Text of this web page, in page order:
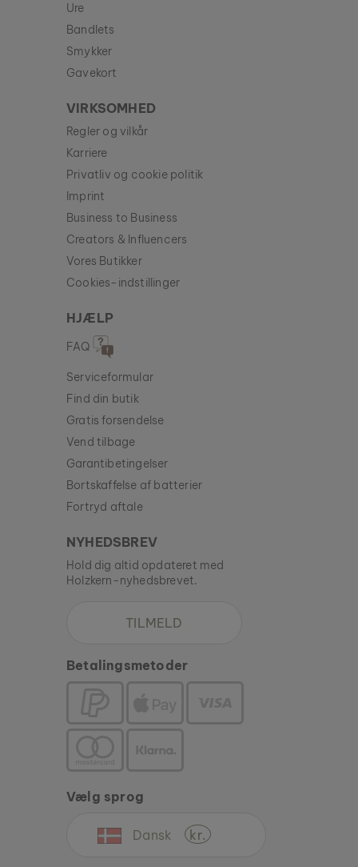
Ure
Bandlets
Smykker
Gavekort
VIRKSOMHED
Regler og vilkår
Karriere
Privatliv og cookie politik
Imprint
Business to Business
Creators & Influencers
Vores Butikker
Cookies-indstillinger
HJÆLP
FAQ
Serviceformular
Find din butik
Gratis forsendelse
Vend tilbage
Garantibetingelser
Bortskaffelse af batterier
Fortryd aftale
NYHEDSBREV
Hold dig altid opdateret med
Holzkern-nyhedsbrevet.
TILMELD
Betalingsmetoder
Vælg sprog
Dansk kr.